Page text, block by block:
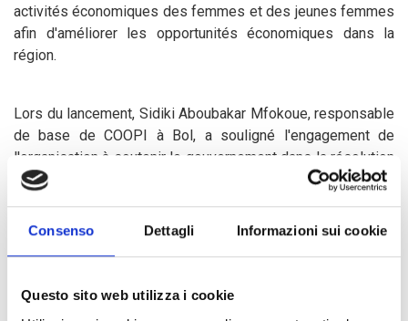
Consenso Dettagli Informazioni sui cookie
Questo sito web utilizza i cookie
activités économiques des femmes et des jeunes femmes
afin d'améliorer les opportunités économiques dans la
région.
Lors du lancement, Sidiki Aboubakar Mfokoue, responsable
de base de COOPI à Bol, a souligné l'engagement de
l'organisation à soutenir le gouvernement dans la résolution
des conflits intercommunautaires par l'inclusion des
Grossouchet Boubou, a réitéré le soutien des autorités
les services de l'Etat à s'engager activement dans la